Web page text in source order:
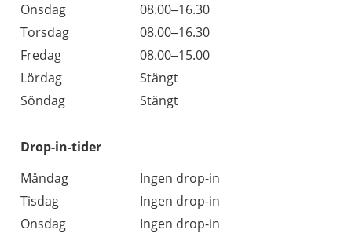
Onsdag
08.00–16.30
Torsdag
08.00–16.30
Fredag
08.00–15.00
Lördag
Stängt
Söndag
Stängt
Drop-in-tider
Måndag
Ingen drop-in
Tisdag
Ingen drop-in
Onsdag
Ingen drop-in